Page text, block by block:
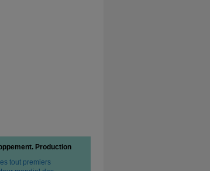
Production
tout premiers